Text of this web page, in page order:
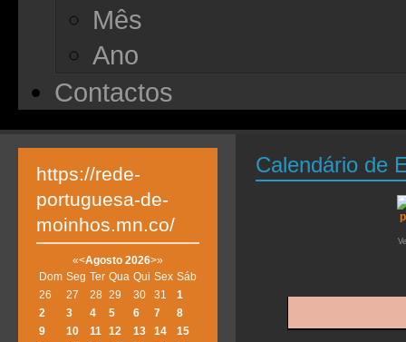
Mês
Ano
Contactos
Calendário de
https://rede-
portuguesa-de-
moinhos.mn.co/
«<Agosto 2026>»
Dom Seg Ter Qua Qui Sex Sáb
26
27 28 29 30 31
1
2
3 4 5 6 7
8
9
10 11 12 13 14
15